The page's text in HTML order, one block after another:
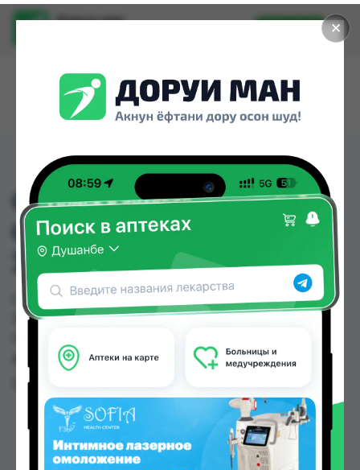
✕
Доруи ман
Установить
CAREFREE ЕЖЕДНЕВН
САЛФЕТКИ FLEX FORM
30ШТ
CAREFREE ЕЖЕДНЕВН САЛФЕТКИ FLEX FORM
30ШТ можно купить или заказать в аптеках,
других городах Таджикистана
Цена: от